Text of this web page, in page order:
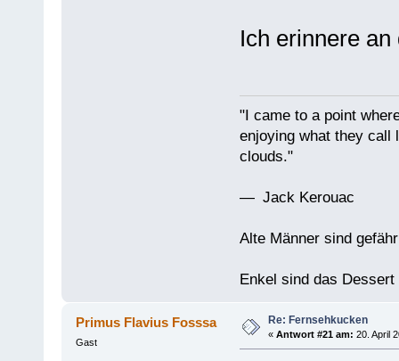
Ich erinnere
"I came to a point
enjoying what they call
clouds."
— Jack Kerouac
Alte Männer sind
Enkel sind das
Primus Flavius Fosssa
Gast
Re: Fernsehkucken
« Antwort #21 am: 20. April